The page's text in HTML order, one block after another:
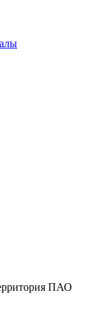
ПАО